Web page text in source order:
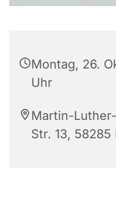
Montag, 26.
Uhr
Martin-
Str. 13, 58285